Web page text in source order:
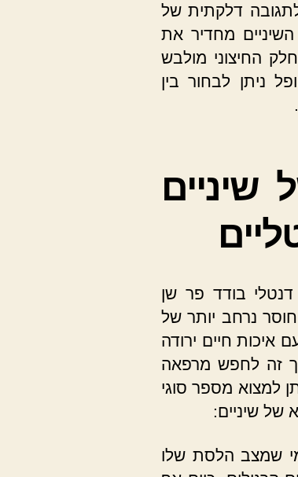
דלקתית של
מחדיר את
החיצוני מולבש
ניתן לבחור בין
בודד פר שן
נרחב יותר של
איכות חיים ירודה
זה לחפש מרפאה
למצוא מספר סוגי
שיניים:
שמצב הלסת שלו